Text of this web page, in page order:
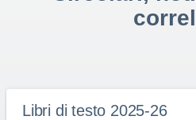
Libri di testo 2025-26